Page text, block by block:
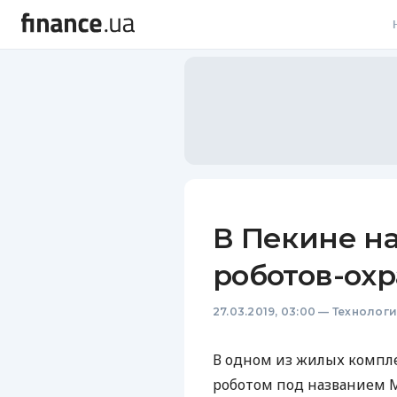
В Пекине
роботов-
27.03.2019, 03:00 —
В одном из жилых
роботом под названием